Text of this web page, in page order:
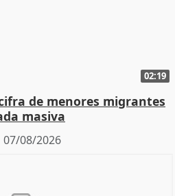
02:19
de menores migrantes
masiva
07/08/2026